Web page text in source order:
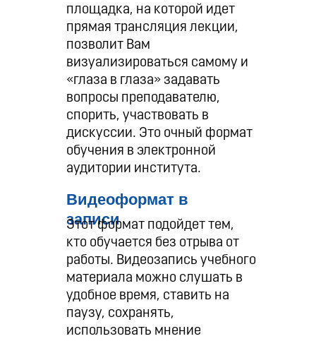
площадка, на которой идет
прямая трансляция лекции,
позволит Вам
визуализироваться самому и
«глаза в глаза» задавать
вопросы преподавателю,
спорить, участвовать в
дискуссии. Это очный формат
обучения в электронной
аудитории института.
Видеоформат в
записи
Этот формат подойдет тем,
кто обучается без отрыва от
работы. Видеозапись учебного
материала можно слушать в
удобное время, ставить на
паузу, сохранять,
использовать мнение